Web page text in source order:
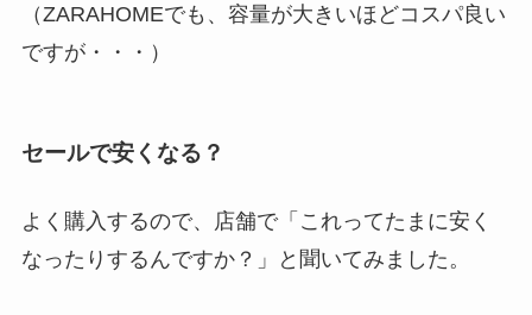
（ZARAHOMEでも、容量が大きいほどコスパ良い
ですが・・・）
セールで安くなる？
よく購入するので、店舗で「これってたまに安く
なったりするんですか？」と聞いてみました。